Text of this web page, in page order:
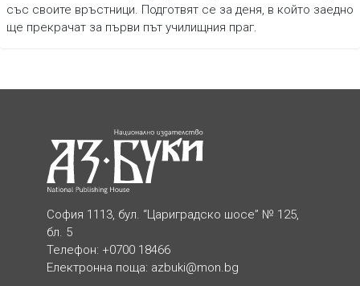
със своите връстници. Подготвят се за деня, в който заедно
ще прекрачат за първи път училищния праг.
София 1113, бул. “Цариградско шосе” № 125,
бл. 5
Телефон: +0700 18466
Електронна поща: azbuki@mon.bg